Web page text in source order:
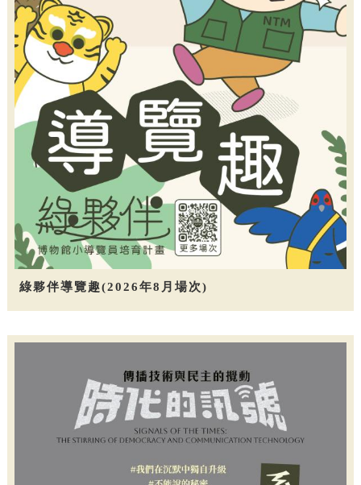
綠夥伴導覽趣(2026年8月場次)